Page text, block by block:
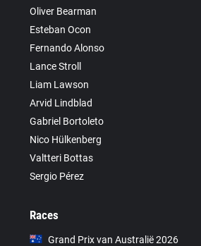
Oliver Bearman
Esteban Ocon
Fernando Alonso
Lance Stroll
Liam Lawson
Arvid Lindblad
Gabriel Bortoleto
Nico Hülkenberg
Valtteri Bottas
Sergio Pérez
Races
Grand Prix van Australië 2026